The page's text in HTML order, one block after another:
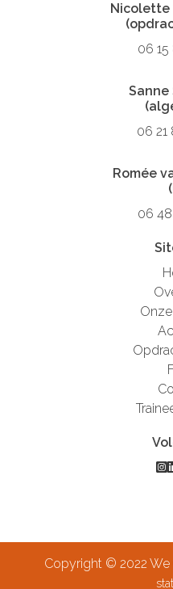
Nicolette
06
Sanne
06 21
Romée
06 48
Copyright © 2022 We